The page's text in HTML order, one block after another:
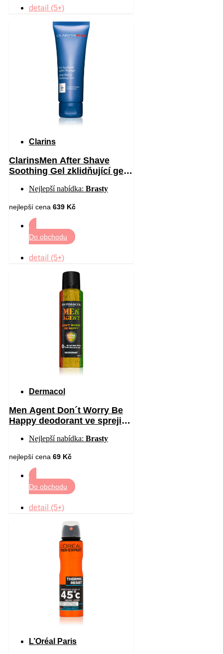
detail (5+)
Clarins
ClarinsMen After Shave
Soothing Gel zklidňující gel
Nejlepší nabídka: Brasty
nejlepší cena 639 Kč
Do obchodu
detail (5+)
Dermacol
Men Agent Don´t Worry Be
Happy deodorant ve spreji
Nejlepší nabídka: Brasty
nejlepší cena 69 Kč
Do obchodu
detail (5+)
L’Oréal Paris